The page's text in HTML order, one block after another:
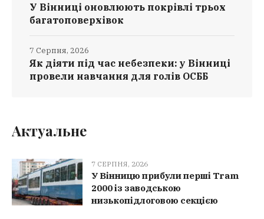
У Вінниці оновлюють покрівлі трьох
багатоповерхівок
Як діяти під час небезпеки: у Вінниці
провели навчання для голів ОСББ
7 Серпня, 2026
Актуальне
7 СЕРПНЯ, 2026
У Вінницю прибули перші Tram
2000 із заводською
низькопідлоговою секцією